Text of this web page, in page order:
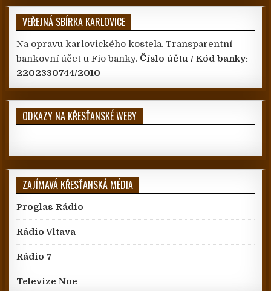
VEŘEJNÁ SBÍRKA KARLOVICE
Na opravu karlovického kostela. Transparentní
bankovní účet u Fio banky. Číslo účtu / Kód banky:
2202330744/2010
ODKAZY NA KŘESŤANSKÉ WEBY
ZAJÍMAVÁ KŘESŤANSKÁ MÉDIA
Proglas Rádio
Rádio Vltava
Rádio 7
Televize Noe